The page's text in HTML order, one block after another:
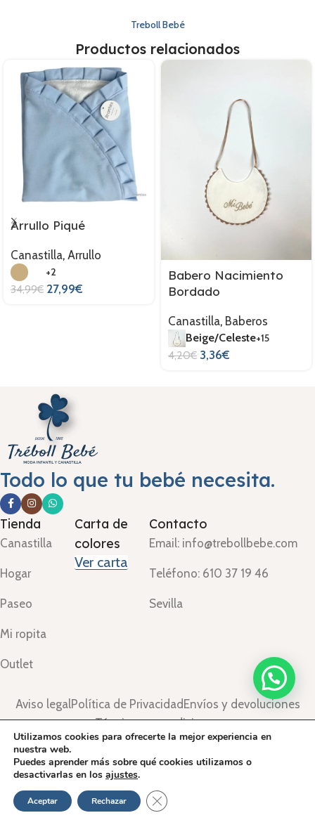
Treboll Bebé
Productos relacionados
Arrullo Piqué
Canastilla, Arrullo
+2
34,99€ 27,99€
Babero Nacimiento
Bordado
Canastilla, Baberos
Beige/Celeste+15
4,20€ 3,36€
Todo lo que tu bebé necesita.
Tienda
Canastilla
Hogar
Paseo
Mi ropita
Outlet
Carta de
colores
Ver carta
Contacto
Email: info@trebollbebe.com
Teléfono: 610 37 19 46
Sevilla
Aviso legalPolítica de PrivacidadEnvíos y devoluciones
Términos y condiciones
©Treboll Bebé ™2024.
Lista de deseos
CarritoMi cuenta
Utilizamos cookies para ofrecerte la mejor experiencia en
nuestra web.
Puedes aprender más sobre qué cookies utilizamos o
desactivarlas en los ajustes.
Aceptar Rechazar Cerrar el banner de cookies RGPD